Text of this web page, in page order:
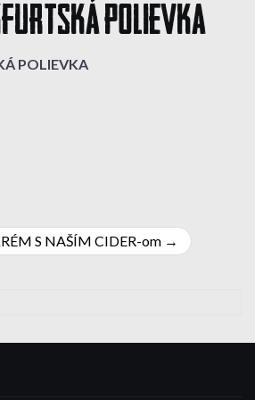
POLIEVKA
POLIEVKA
S NAŠÍM CIDER-om